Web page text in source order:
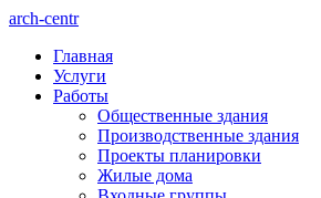
arch-centr
Главная
Услуги
Работы
Общественные здания
Производственные здания
Проекты планировки
Жилые дома